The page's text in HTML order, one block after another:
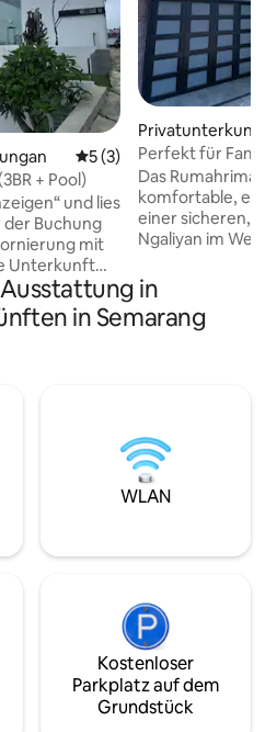
Durchschnittliche
5 (3)
+ Pool)
und lies
Buchung
mit
Unterkunft
Gastes
da
(ja, es
mit)
Nur
Privatunterkunft
Perfekt für
Zuhause mit
Das
komfortable,
einer sicheren,
Ngaliyan im
Hauptstraße, von
Permata Medika
Industriegebiet
TV,
Küchengeräte,
in
in Semarang
WLAN
Kostenloser
Parkplatz auf dem
Grundstück